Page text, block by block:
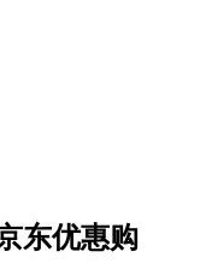
东优惠购